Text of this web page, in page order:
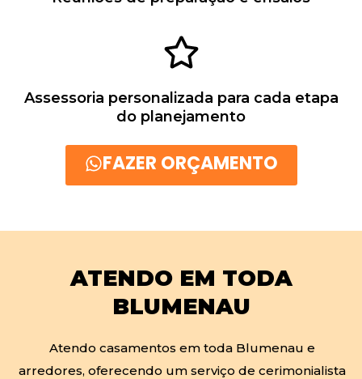
Assessoria personalizada para cada etapa
do planejamento
FAZER ORÇAMENTO
ATENDO EM TODA
BLUMENAU
Atendo casamentos em toda Blumenau e
arredores, oferecendo um serviço de cerimonialista